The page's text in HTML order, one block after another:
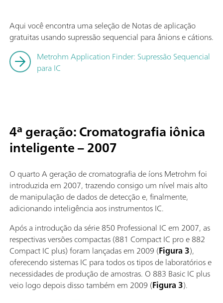
Aqui você encontra uma seleção de Notas de aplicação
gratuitas usando supressão sequencial para ânions e cátions.
Metrohm Application Finder: Supressão Sequencial
para IC
4ª geração: Cromatografia iônica
inteligente – 2007
O quarto A geração de cromatografia de íons Metrohm foi
introduzida em 2007, trazendo consigo um nível mais alto
de manipulação de dados de detecção e, finalmente,
adicionando inteligência aos instrumentos IC.
Após a introdução da série 850 Professional IC em 2007, as
respectivas versões compactas (881 Compact IC pro e 882
Compact IC plus) foram lançadas em 2009 (Figura 3),
oferecendo sistemas IC para todos os tipos de laboratórios e
necessidades de produção de amostras. O 883 Basic IC plus
veio logo depois disso também em 2009 (Figura 3).